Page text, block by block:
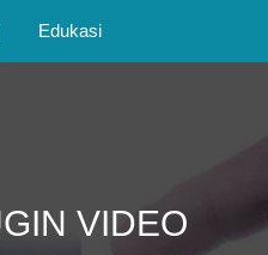
Edukasi
VIDEO